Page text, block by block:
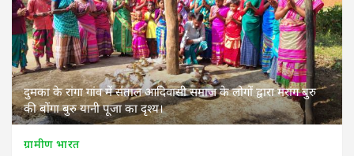
दुमका के रांगा गांव में संताल आदिवासी समाज के लोगों द्वारा मरांग बुरु
की बोंगा बुरु यानी पूजा का दृश्य।
ग्रामीण भारत